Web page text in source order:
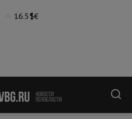
16.5°$€